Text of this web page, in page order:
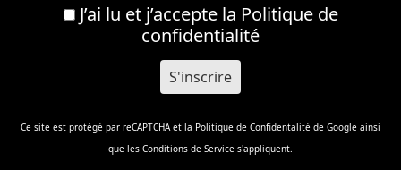
J’ai lu et j’accepte la Politique de
confidentialité
Ce site est protégé par reCAPTCHA et la Politique de Confidentalité de Google ainsi
que les Conditions de Service s'appliquent.